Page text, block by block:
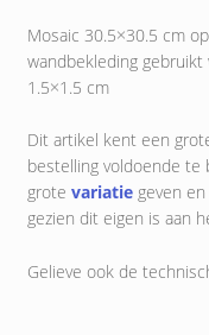
Mosaic 30.5×30.5 cm op
wandbekleding
1.5×1.5 cm
Dit artikel kent een
bestelling voldoende te
grote variatiegeven en
gezien dit eigen is aan
Gelieve ook de